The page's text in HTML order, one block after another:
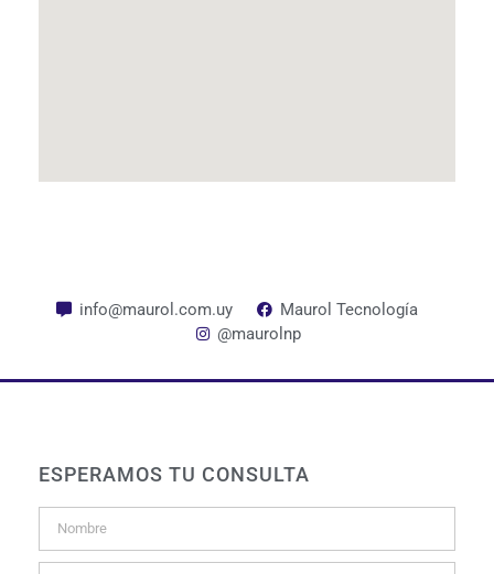
info@maurol.com.uy
Maurol Tecnología
@maurolnp
ESPERAMOS TU CONSULTA